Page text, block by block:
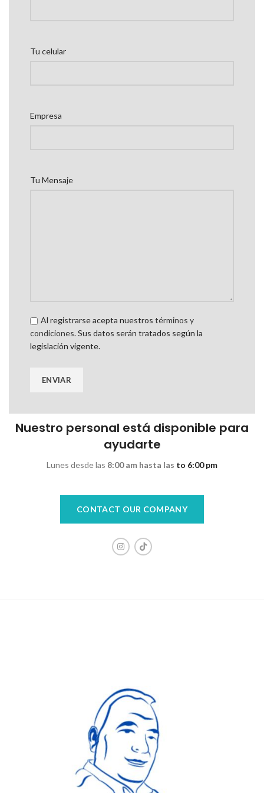
Tu celular
Empresa
Tu Mensaje
Al registrarse acepta nuestros términos y
condiciones.Sus datos serán tratados según la
legislación vigente.
Nuestro personal está disponible para
ayudarte
Lunes desde las 8:00 am hasta las to 6:00 pm
CONTACT OUR COMPANY